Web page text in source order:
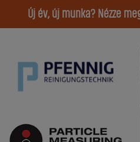
Új év, új munka? Nézze